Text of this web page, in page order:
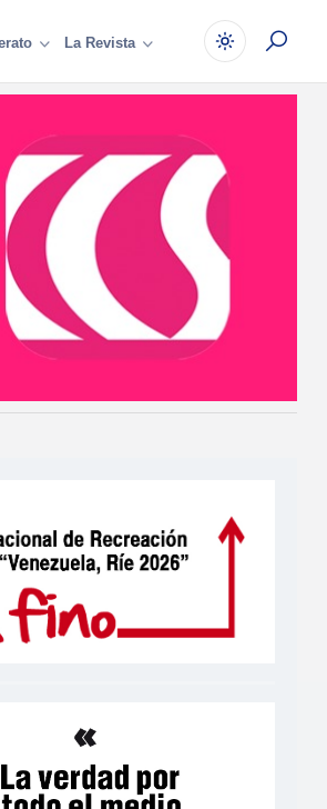
La Revista